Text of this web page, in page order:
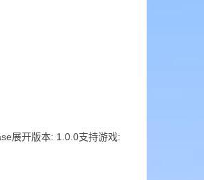
展开版本: 1.0.0支持游戏: